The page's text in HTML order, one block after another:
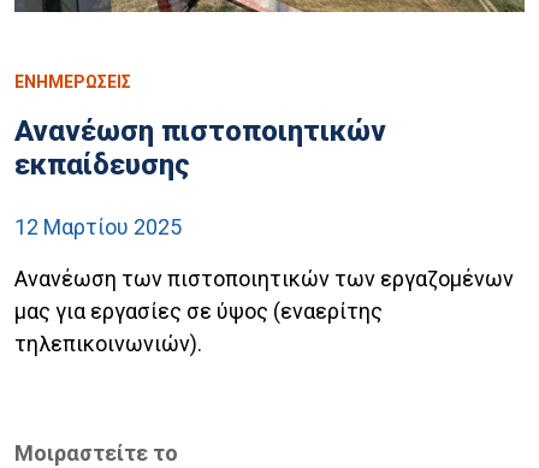
ΕΝΗΜΕΡΩΣΕΙΣ
Ανανέωση πιστοποιητικών
εκπαίδευσης
12 Μαρτίου 2025
Ανανέωση των πιστοποιητικών των εργαζομένων
μας για εργασίες σε ύψος (εναερίτης
τηλεπικοινωνιών).
Μοιραστείτε το